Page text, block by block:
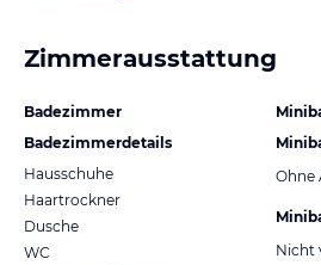
Zimmerausstattung
Badezimmer
Badezimmerdetails
Hausschuhe
Haartrockner
Dusche
WC
Ohne
Nicht